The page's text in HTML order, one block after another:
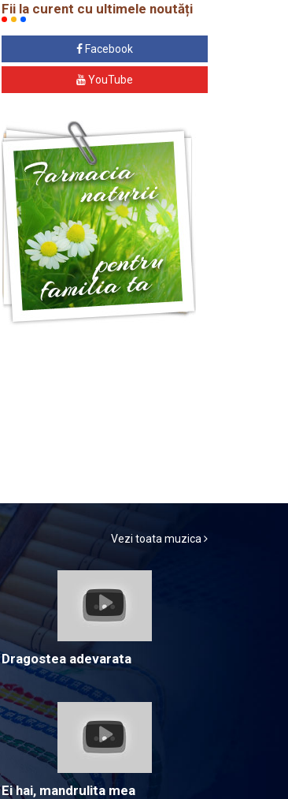
Fii la curent cu ultimele noutăți
Facebook
YouTube
Vezi toata muzica
Dragostea adevarata
Ei hai, mandrulita mea